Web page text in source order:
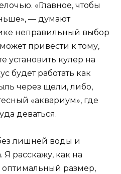
«Главное, чтобы
— думают
неправильный выбор
привести к тому,
установить кулер на
будет работать как
через щели, либо,
«аквариум», где
деваться.
лишней воды и
расскажу, как на
оптимальный размер,